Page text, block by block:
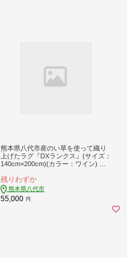
熊本県八代市産のい草を使って織り
上げたラグ『DXランクス』(サイズ：
140cm×200cm)(カラー：ワイン) 国
絨毯 マット 織物 敷き物 インテリア
残りわずか
熊本県八代市
55,000 円